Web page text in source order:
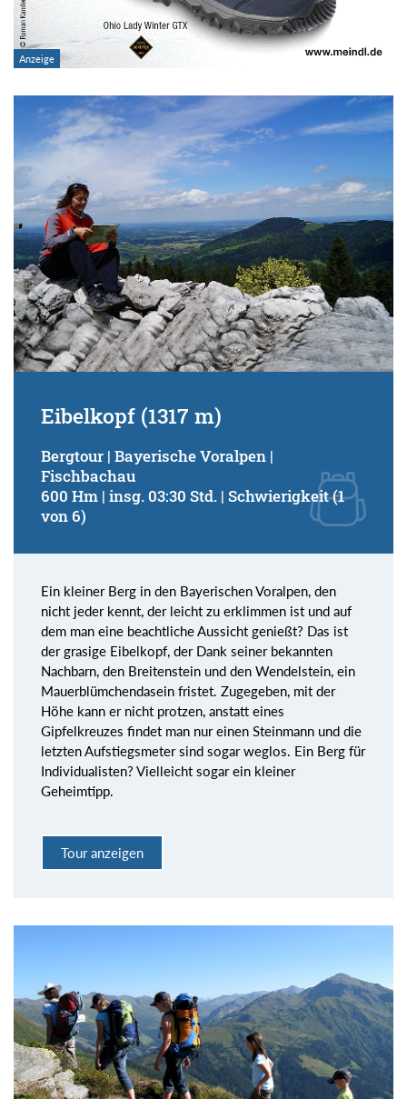
Eibelkopf (1317 m)
Bergtour | Bayerische Voralpen |
Fischbachau
600 Hm | insg. 03:30 Std. | Schwierigkeit (1
von 6)
Ein kleiner Berg in den Bayerischen Voralpen, den
nicht jeder kennt, der leicht zu erklimmen ist und auf
dem man eine beachtliche Aussicht genießt? Das ist
der grasige Eibelkopf, der Dank seiner bekannten
Nachbarn, den Breitenstein und den Wendelstein, ein
Mauerblümchendasein fristet. Zugegeben, mit der
Höhe kann er nicht protzen, anstatt eines
Gipfelkreuzes findet man nur einen Steinmann und die
letzten Aufstiegsmeter sind sogar weglos. Ein Berg für
Individualisten? Vielleicht sogar ein kleiner
Geheimtipp.
Tour anzeigen